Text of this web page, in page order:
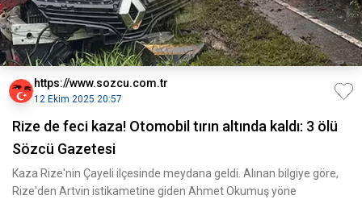
https://www.sozcu.com.tr
12 Ekim 2025 20:57
Rize de feci kaza! Otomobil tırın altında kaldı: 3 ölü
Sözcü Gazetesi
Kaza Rize'nin Çayeli ilçesinde meydana geldi. Alınan bilgiye göre,
Rize'den Artvin istikametine giden Ahmet Okumuş yöne